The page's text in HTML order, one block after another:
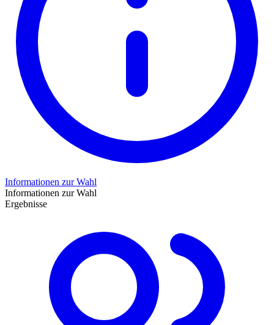
Informationen zur Wahl
Informationen zur Wahl
Ergebnisse